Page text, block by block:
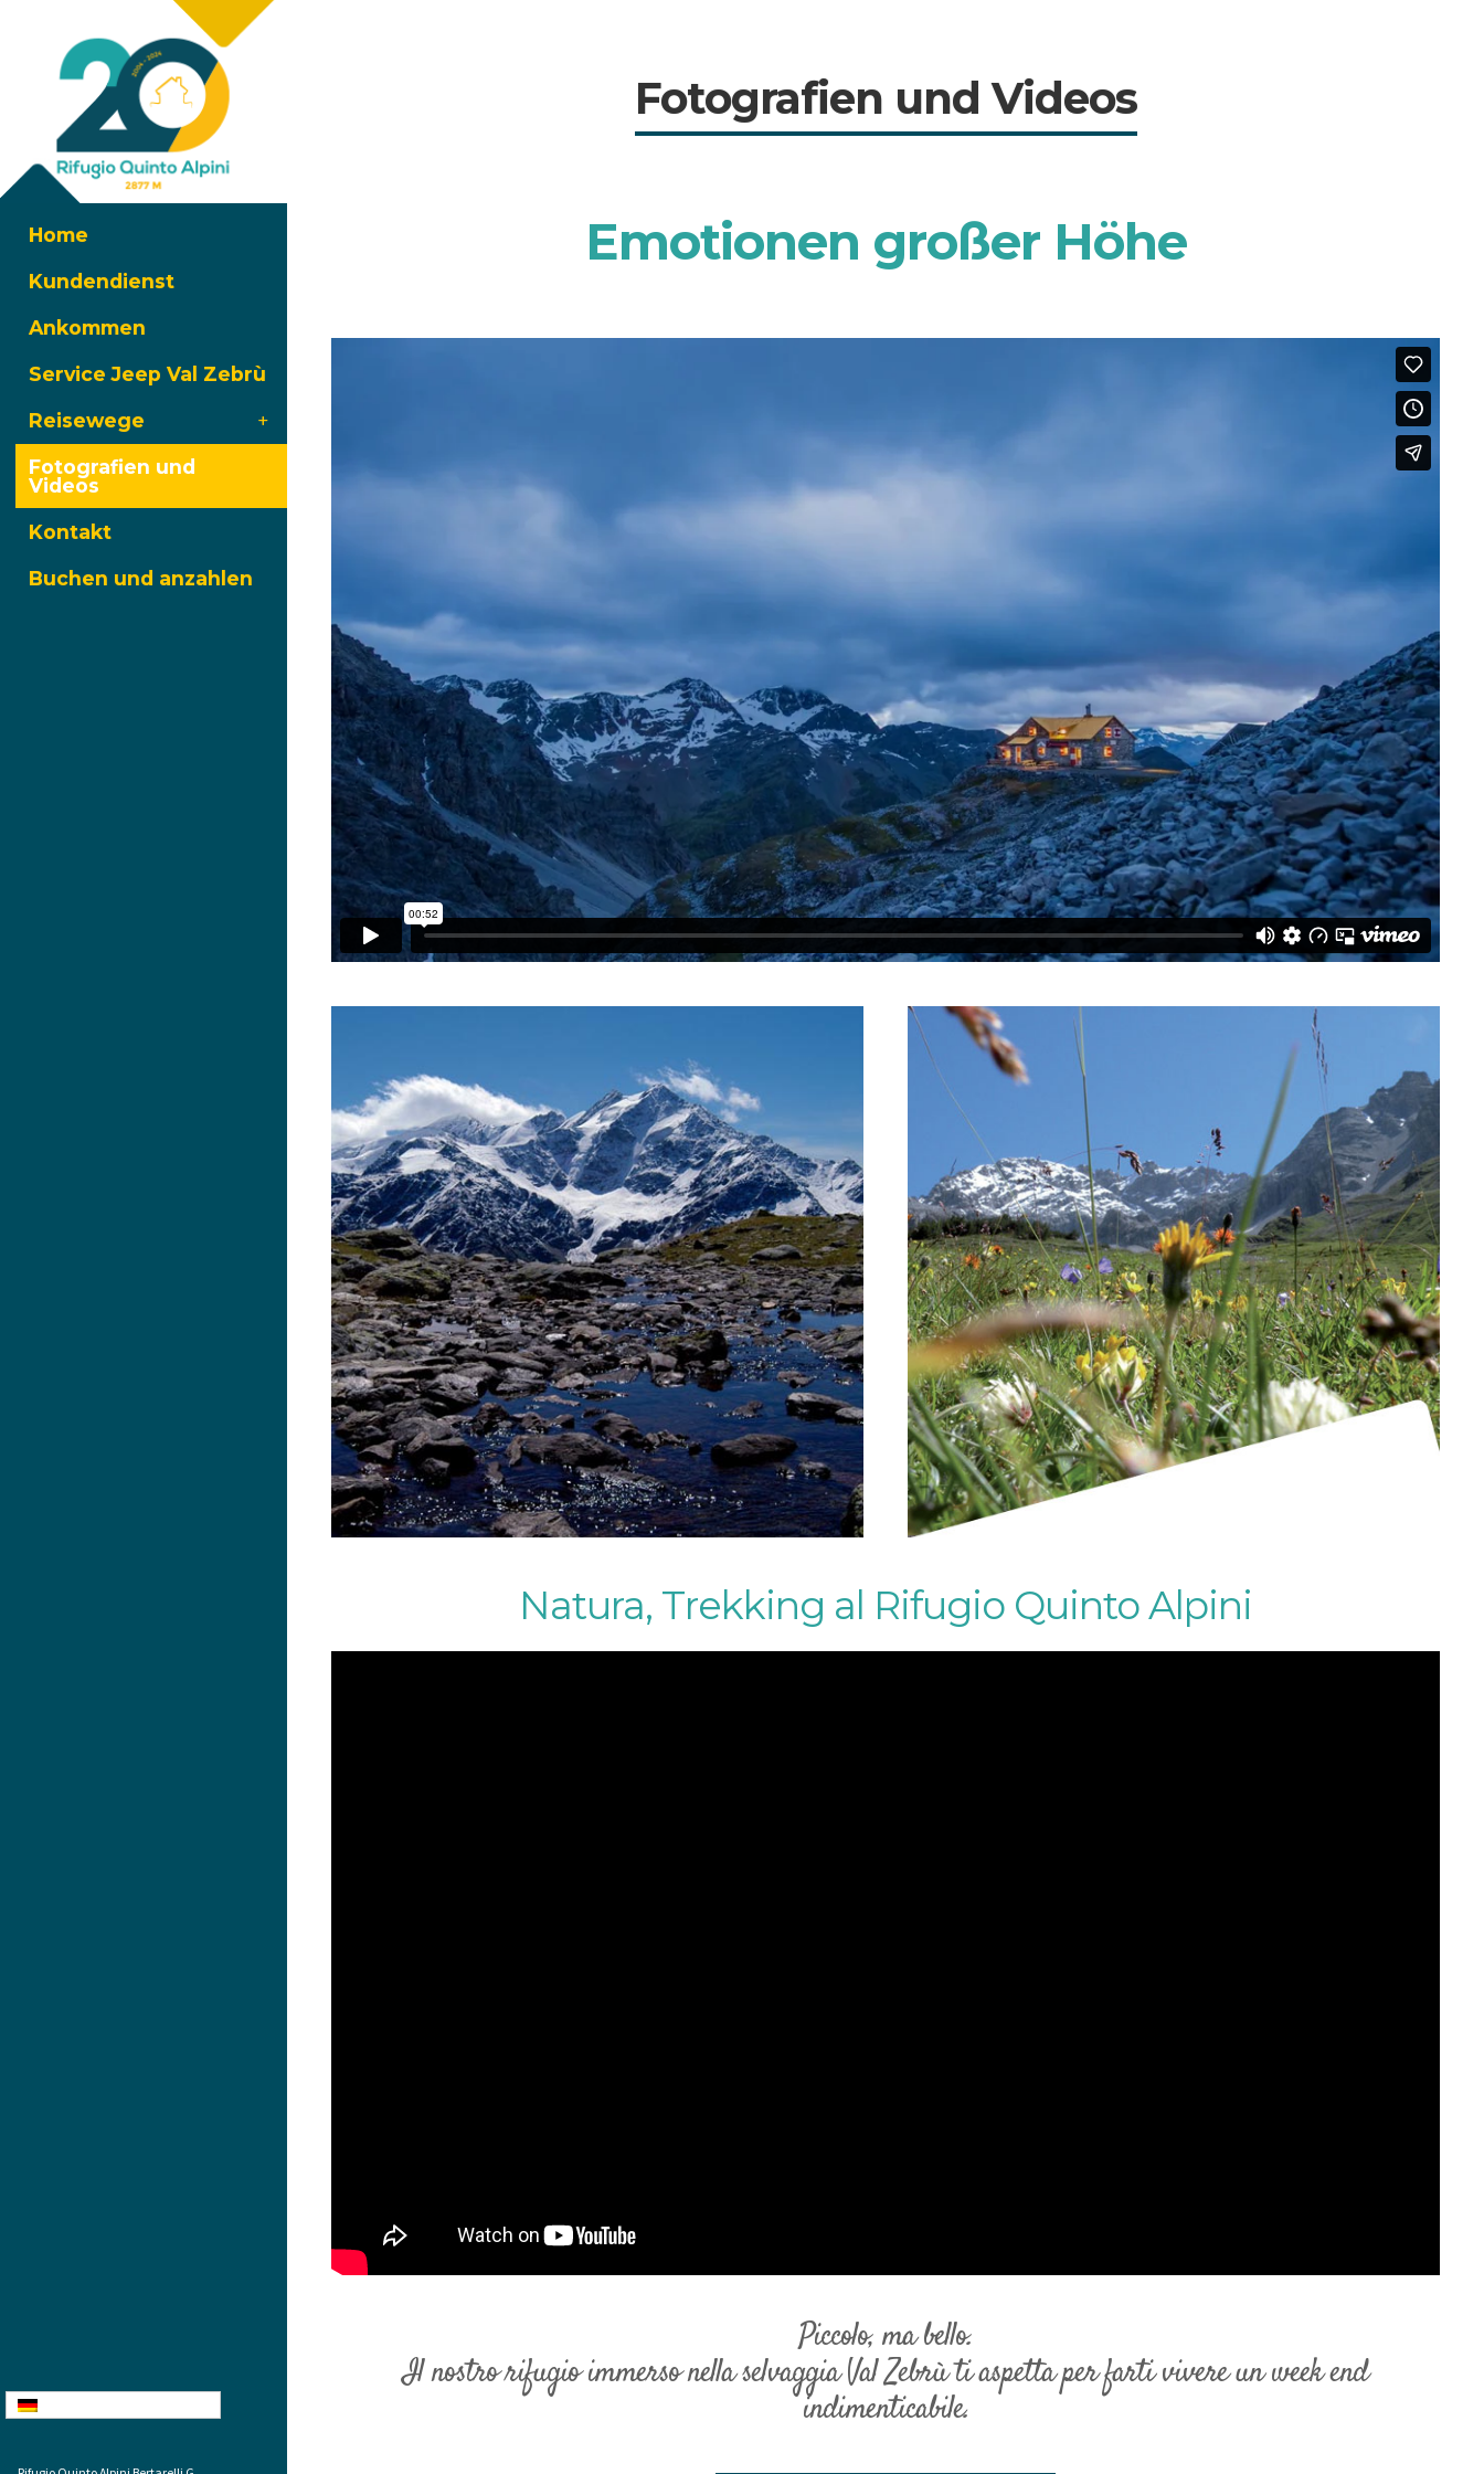
Home
Kundendienst
Ankommen
Service Jeep Val Zebrù
Reisewege
Fotografien und
Videos
Kontakt
Buchen und anzahlen
Fotografien und Videos
Emotionen großer Höhe
Natura, Trekking al Rifugio Quinto Alpini
Piccolo, ma bello.
Il nostro rifugio immerso nella selvaggia Val Zebrù ti aspetta per farti vivere un week end
indimenticabile.